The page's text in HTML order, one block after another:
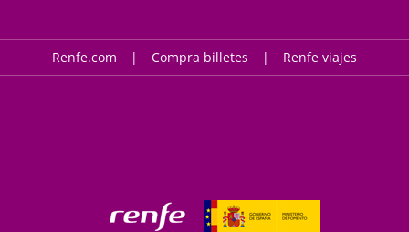
Renfe.com Compra billetes Renfe viajes